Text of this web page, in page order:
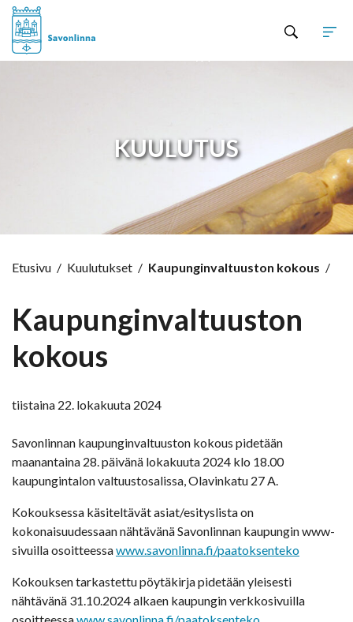
KUULUTUS
Etusivu / Kuulutukset / Kaupunginvaltuuston kokous /
Kaupunginvaltuuston
kokous
tiistaina 22. lokakuuta 2024
Savonlinnan kaupunginvaltuuston kokous pidetään
maanantaina 28. päivänä lokakuuta 2024 klo 18.00
kaupungintalon valtuustosalissa, Olavinkatu 27 A.
Kokouksessa käsiteltävät asiat/esityslista on
kokonaisuudessaan nähtävänä Savonlinnan kaupungin www-
sivuilla osoitteessawww.savonlinna.fi/paatoksenteko
Kokouksen tarkastettu pöytäkirja pidetään yleisesti
nähtävänä 31.10.2024 alkaen kaupungin verkkosivuilla